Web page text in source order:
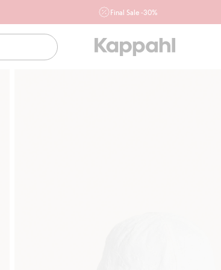
Final Sale -30%
ofertę, również z działu outlet do 10.8 w sklepach Kappahl i
Newbie oraz na kappahl.com. Ofert nie łączymy